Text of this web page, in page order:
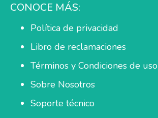
CONOCE MÁS:
Política de privacidad
Libro de reclamaciones
Términos y Condiciones de uso
Sobre Nosotros
Soporte técnico